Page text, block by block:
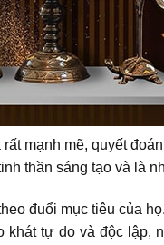
mạnh mẽ, quyết
thần sáng tạo và
đuổi mục tiêu của
khát tự do và độc